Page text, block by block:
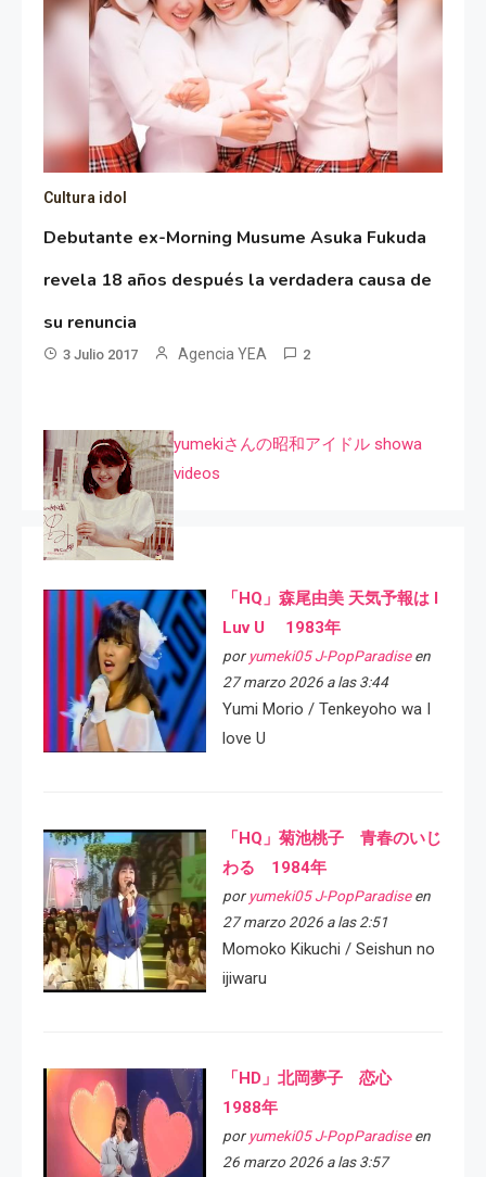
Cultura idol
Debutante ex-Morning Musume Asuka Fukuda
revela 18 años después la verdadera causa de
su renuncia
3 Julio 2017 Agencia YEA 2
yumekiさんの昭和アイドル showa
videos
「HQ」森尾由美 天気予報は I
Luv U 1983年
por yumeki05 J-PopParadiseen
27 marzo 2026 a las 3:44
Yumi Morio / Tenkeyoho wa I
love U
「HQ」菊池桃子 青春のいじ
わる 1984年
por yumeki05 J-PopParadiseen
27 marzo 2026 a las 2:51
Momoko Kikuchi / Seishun no
ijiwaru
「HD」北岡夢子 恋心
1988年
por yumeki05 J-PopParadiseen
26 marzo 2026 a las 3:57